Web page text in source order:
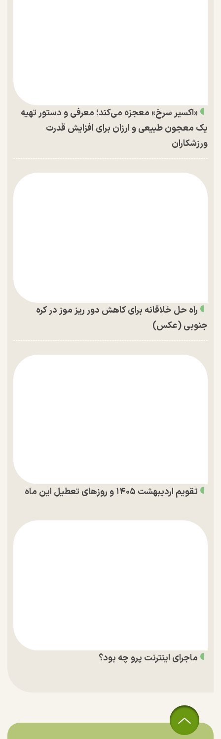
«اکسیر سرخ» معجزه می‌کند؛ معرفی و دستور تهیه
یک معجون طبیعی و ارزان برای افزایش قدرت
ورزشکاران
راه حل خلاقانه برای کاهش دور ریز موز در کره
جنوبی (عکس)
تقویم اردیبهشت ۱۴۰۵ و روز‌های تعطیل این ماه
ماجرای اینترنت پرو چه بود؟